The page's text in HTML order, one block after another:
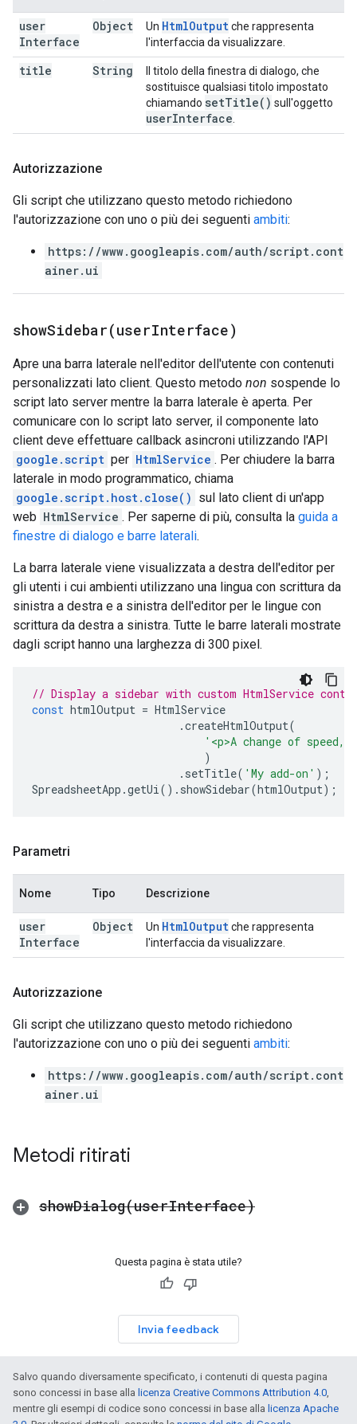
user
Interface
Object Un HtmlOutputche rappresenta
l'interfaccia da visualizzare.
title String
Il titolo della finestra di dialogo, che
sostituisce qualsiasi titolo impostato
chiamando setTitle( ) sull'oggetto
userInterface
Autorizzazione
Gli script che utilizzano questo metodo richiedono
l'autorizzazione con uno o più dei seguenti ambiti:
https://www.googleapis.com/auth/script.cont
ainer.ui
showSidebar(userInterface)
Apre una barra laterale nell'editor dell'utente con contenuti
personalizzati lato client. Questo metodo non sospende lo
script lato server mentre la barra laterale è aperta. Per
comunicare con lo script lato server, il componente lato
client deve effettuare callback asincroni utilizzando l'API
google.script per HtmlService . Per chiudere la barra
laterale in modo programmatico, chiama
google.script.host.close() sul lato client di un'app
web HtmlService . Per saperne di più, consulta la guida a
finestre di dialogo e barre laterali.
La barra laterale viene visualizzata a destra dell'editor per
gli utenti i cui ambienti utilizzano una lingua con scrittura da
sinistra a destra e a sinistra dell'editor per le lingue con
scrittura da destra a sinistra. Tutte le barre laterali mostrate
dagli script hanno una larghezza di 300 pixel.
// Display a sidebar with custom HtmlService
const htmlOutput = HtmlService
.createHtmlOutput(
'<p>A change of
)
. setTitle( 'My add-on' );
SpreadsheetApp .getUi(). showSidebar(htmlOutput);
Parametri
Nome Tipo Descrizione
user
Interface
Object Un HtmlOutputche rappresenta
l'interfaccia da visualizzare.
Autorizzazione
Gli script che utilizzano questo metodo richiedono
l'autorizzazione con uno o più dei seguenti ambiti:
https://www.googleapis.com/auth/script.cont
ainer.ui
Metodi ritirati
showDialog(userInterface)
Questa pagina è stata utile?
Invia feedback
Salvo quando diversamente specificato, i contenuti di questa pagina
sono concessi in base alla licenza Creative Commons Attribution 4.0,
mentre gli esempi di codice sono concessi in base alla licenza Apache